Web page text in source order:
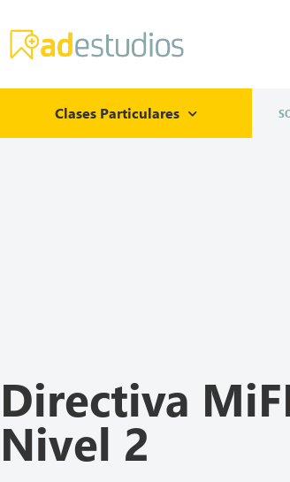
Clases Particulares
Directiva
Nivel 2